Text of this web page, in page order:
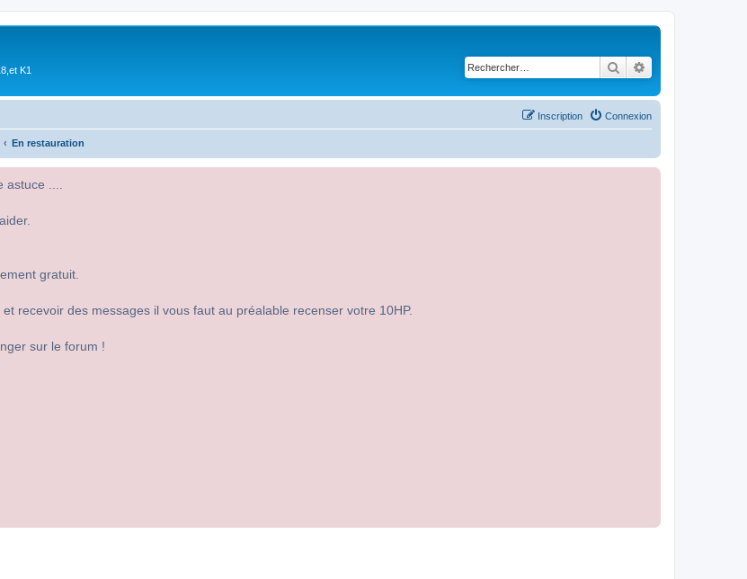
K1 Rechercher
Connexion
Inscription
En restauration
....
gratuit.
recevoir des messages il vous faut au préalable recenser votre 10HP.
sur le forum !